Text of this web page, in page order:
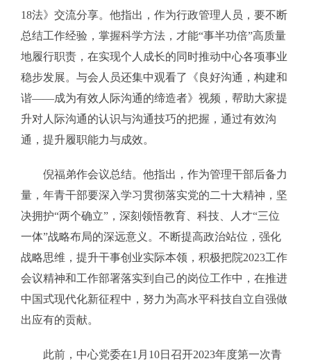
18法》交流分享。他指出，作为行政管理人员，要不断
总结工作经验，掌握科学方法，才能“事半功倍”高质量
地履行职责，在实现个人成长的同时推动中心各项事业
稳步发展。与会人员还集中观看了《良好沟通，构建和
谐——成为有效人际沟通的缔造者》视频，帮助大家提
升对人际沟通的认识与沟通技巧的把握，通过有效沟
通，提升履职能力与成效。
倪福弟作会议总结。他指出，作为管理干部后备力
量，年青干部要深入学习贯彻落实党的二十大精神，坚
决拥护“两个确立”，深刻领悟教育、科技、人才“三位
一体”战略布局的深远意义。不断提高政治站位，强化
战略思维，提升干事创业实际本领，积极把院2023工作
会议精神和工作部署落实到自己的岗位工作中，在推进
中国式现代化新征程中，努力为高水平科技自立自强做
出应有的贡献。
此前，中心党委在1月10日召开2023年度第一次青